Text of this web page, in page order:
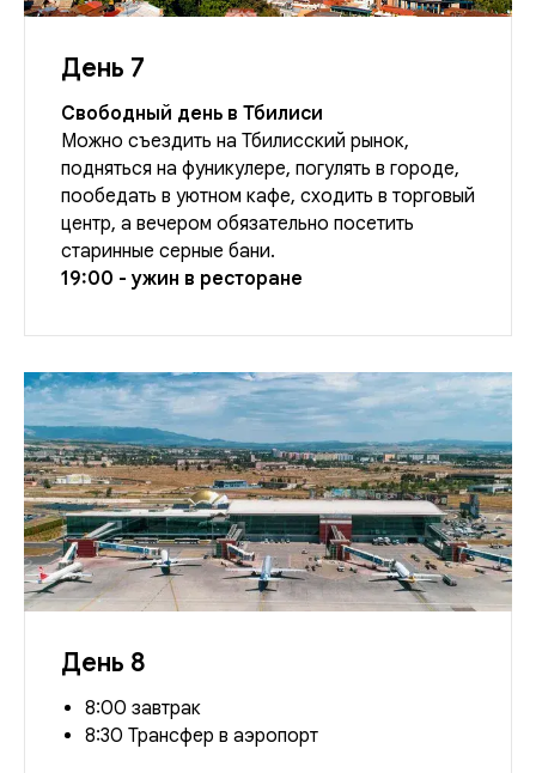
День 7
Свободный день в Тбилиси
Можно съездить на Тбилисский рынок,
подняться на фуникулере, погулять в городе,
пообедать в уютном кафе, сходить в торговый
центр, а вечером обязательно посетить
старинные серные бани.
19:00 - ужин в ресторане
День 8
8:00 завтрак
8:30 Трансфер в аэропорт